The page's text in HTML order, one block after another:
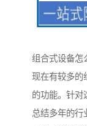
组合式设备怎
现在有较多的
的功能。针对
总结多年的行